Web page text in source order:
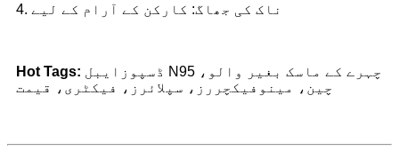
4. ناک کی جھاگ: کارکن کے آرام کے لیے
Hot Tags: ڈسپوزایبل N95 چہرے کے ماسک بغیر والو،
چین، مینوفیکچررز، سپلائرز، فیکٹری، قیمت